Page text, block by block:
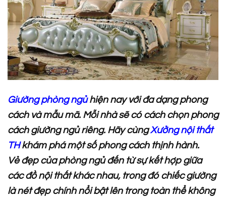
Giường phòng ngủhiện nay với đa dạng phong
cách và mẫu mã. Mỗi nhà sẽ có cách chọn phong
cách giường ngủ riêng. Hãy cùngXưởng nội thất
THkhám phá một số phong cách thịnh hành.
Vẻ đẹp của phòng ngủ đến từ sự kết hợp giữa
các đồ nội thất khác nhau, trong đó chiếc giường
là nét đẹp chính nổi bật lên trong toàn thể không